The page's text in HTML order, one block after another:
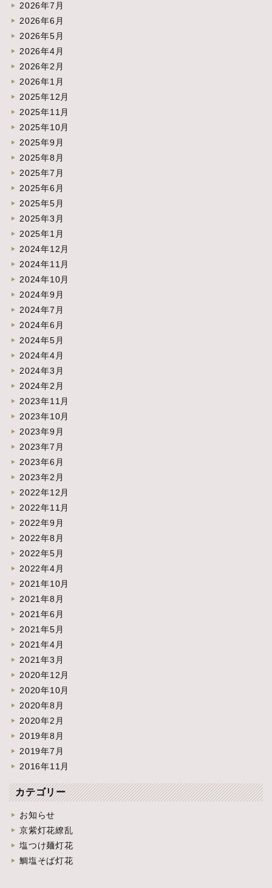
2026年7月
2026年6月
2026年5月
2026年4月
2026年2月
2026年1月
2025年12月
2025年11月
2025年10月
2025年9月
2025年8月
2025年7月
2025年6月
2025年5月
2025年3月
2025年1月
2024年12月
2024年11月
2024年10月
2024年9月
2024年7月
2024年6月
2024年5月
2024年4月
2024年3月
2024年2月
2023年11月
2023年10月
2023年9月
2023年7月
2023年6月
2023年2月
2022年12月
2022年11月
2022年9月
2022年8月
2022年5月
2022年4月
2021年10月
2021年8月
2021年6月
2021年5月
2021年4月
2021年3月
2020年12月
2020年10月
2020年8月
2020年2月
2019年8月
2019年7月
2016年11月
カテゴリー
お知らせ
京紫灯花繚乱
塩つけ麺灯花
鯛塩そば灯花